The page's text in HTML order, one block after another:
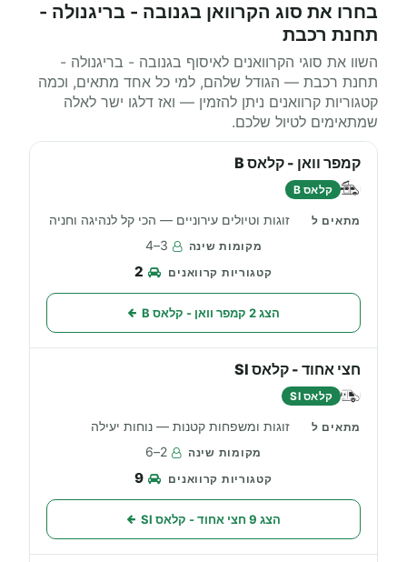
בחרו את סוג הקרוואן בגנובה - בריגנולה -
תחנת רכבת
השוו את סוגי הקרוואנים לאיסוף בגנובה - בריגנולה -
תחנת רכבת — הגודל שלהם, למי כל אחד מתאים, וכמה
קטגוריות קרוואנים ניתן להזמין — ואז דלגו ישר לאלה
שמתאימים לטיול שלכם.
קמפר וואן - קלאס B
קלאס B
זוגות וטיולים עירוניים — הכי קל לנהיגה וחניה
3–4
2
הצג 2 קמפר וואן - קלאס B
חצי אחוד - קלאס SI
קלאס SI
זוגות ומשפחות קטנות — נוחות יעילה
2–6
9
הצג 9 חצי אחוד - קלאס SI